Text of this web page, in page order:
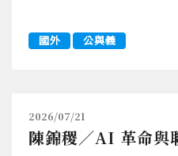
國外 公與義
2026/07/21
陳錦稷／AI 革命與